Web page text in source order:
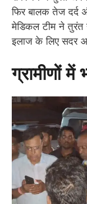
फिर बालक तेज दर्द
मेडिकल टीम ने तुरंत
इलाज के लिए सदर
ग्रामीणों